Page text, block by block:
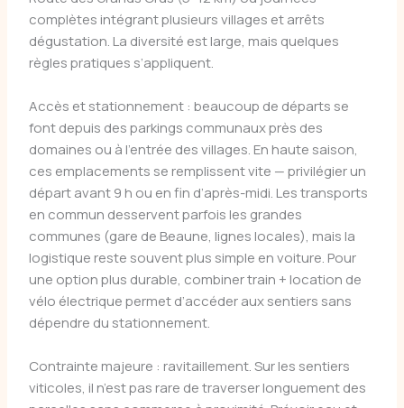
complètes intégrant plusieurs villages et arrêts
dégustation. La diversité est large, mais quelques
règles pratiques s’appliquent.
Accès et stationnement : beaucoup de départs se
font depuis des parkings communaux près des
domaines ou à l’entrée des villages. En haute saison,
ces emplacements se remplissent vite — privilégier un
départ avant 9 h ou en fin d’après-midi. Les transports
en commun desservent parfois les grandes
communes (gare de Beaune, lignes locales), mais la
logistique reste souvent plus simple en voiture. Pour
une option plus durable, combiner train + location de
vélo électrique permet d’accéder aux sentiers sans
dépendre du stationnement.
Contrainte majeure : ravitaillement. Sur les sentiers
viticoles, il n’est pas rare de traverser longuement des